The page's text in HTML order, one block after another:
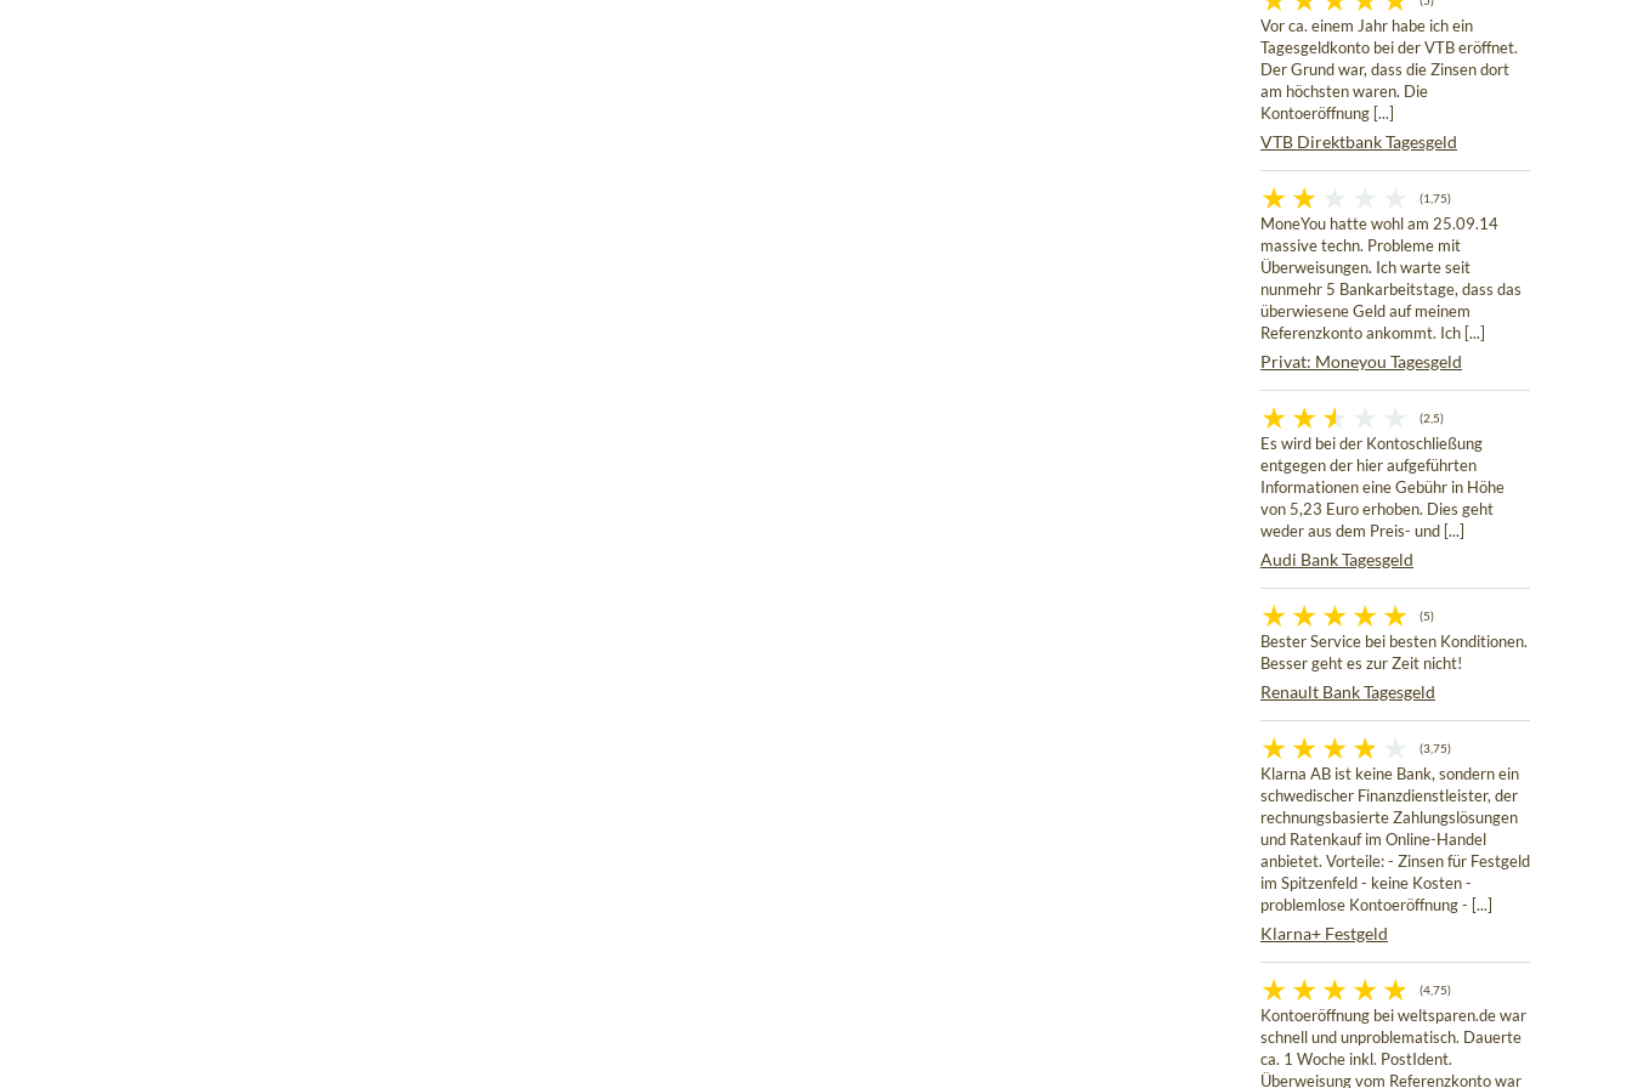
Vor ca. einem Jahr habe ich ein
Tagesgeldkonto bei der VTB eröffnet.
Der Grund war, dass die Zinsen dort
am höchsten waren. Die
Kontoeröffnung [...]
VTB Direktbank Tagesgeld
(1,75)
MoneYou hatte wohl am 25.09.14
massive techn. Probleme mit
Überweisungen. Ich warte seit
nunmehr 5 Bankarbeitstage, dass das
überwiesene Geld auf meinem
Referenzkonto ankommt. Ich [...]
Privat: Moneyou Tagesgeld
(2,5)
Es wird bei der Kontoschließung
entgegen der hier aufgeführten
Informationen eine Gebühr in Höhe
von 5,23 Euro erhoben. Dies geht
weder aus dem Preis- und [...]
Audi Bank Tagesgeld
(5)
Bester Service bei besten Konditionen.
Besser geht es zur Zeit nicht!
Renault Bank Tagesgeld
(3,75)
Klarna AB ist keine Bank, sondern ein
schwedischer Finanzdienstleister, der
rechnungsbasierte Zahlungslösungen
und Ratenkauf im Online-Handel
anbietet. Vorteile: - Zinsen für Festgeld
im Spitzenfeld - keine Kosten -
problemlose Kontoeröffnung - [...]
Klarna+ Festgeld
(4,75)
Kontoeröffnung bei weltsparen.de war
schnell und unproblematisch. Dauerte
ca. 1 Woche inkl. PostIdent.
Überweisung vom Referenzkonto war